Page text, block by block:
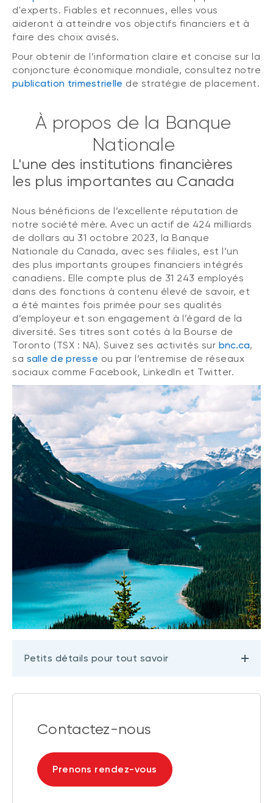
d'experts. Fiables et reconnues, elles vous
aideront à atteindre vos objectifs financiers et à
faire des choix avisés.
Pour obtenir de l’information claire et concise sur la
conjoncture économique mondiale, consultez notre
publication trimestrielle de stratégie de placement.
À propos de la Banque
Nationale
L'une des institutions financières
les plus importantes au Canada
Nous bénéficions de l’excellente réputation de
notre société mère. Avec un actif de 424 milliards
de dollars au 31 octobre 2023, la Banque
Nationale du Canada, avec ses filiales, est l’un
des plus importants groupes financiers intégrés
canadiens. Elle compte plus de 31 243 employés
dans des fonctions à contenu élevé de savoir, et
a été maintes fois primée pour ses qualités
d’employeur et son engagement à l’égard de la
diversité. Ses titres sont cotés à la Bourse de
Toronto (TSX : NA). Suivez ses activités sur bnc.ca,
sa salle de presse ou par l’entremise de réseaux
sociaux comme Facebook, LinkedIn et Twitter.
Petits détails pour tout savoir
Contactez-nous
Prenons rendez-vous